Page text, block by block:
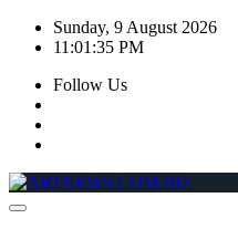
Skip
Sunday, 9 August 2026
11:01:35 PM
Follow Us